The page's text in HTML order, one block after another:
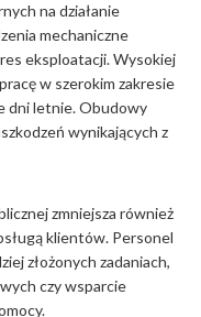
na działanie
mechaniczne
eksploatacji. Wysokiej
w szerokim zakresie
dni letnie. Obudowy
wynikających z
zmniejsza również
klientów. Personel
złożonych zadaniach,
czy wsparcie